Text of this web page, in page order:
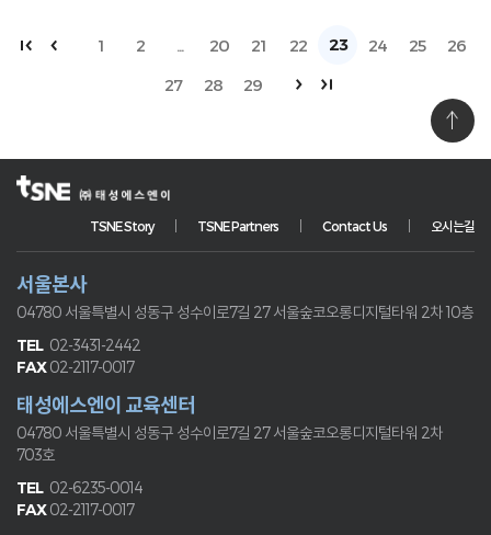
1 2 ... 20 21 22 23 24 25
26
27
28 29
TSNE Story TSNE Partners Contact Us 오시는길
서울본사
04780 서울특별시 성동구 성수이로7길 27서울숲코오롱디지털타워 2차 10층
02-3431-2442
02-2117-0017
태성에스엔이 교육센터
04780 서울특별시 성동구 성수이로7길 27서울숲코오롱디지털타워 2차
703호
02-6235-0014
02-2117-0017